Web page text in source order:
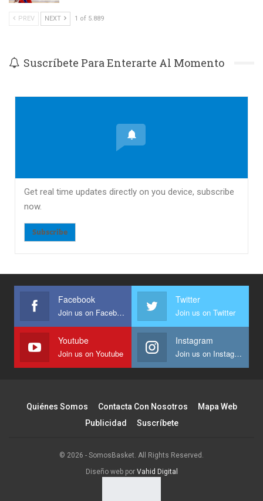
PREV NEXT 1 of 5.889
Suscríbete Para Enterarte Al Momento
Get real time updates directly on you device, subscribe
now.
Subscribe
Facebook
Join us on Facebook
Twitter
Join us on Twitter
Youtube
Join us on Youtube
Instagram
Join us on Instagram
Quiénes Somos Contacta Con Nosotros
Mapa Web
Publicidad
Suscríbete
© 2026 - SomosBasket. All Rights Reserved.
Diseño web por Vahid Digital